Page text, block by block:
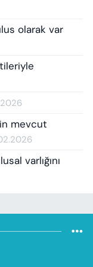
olarak var
mevcut
varlığını